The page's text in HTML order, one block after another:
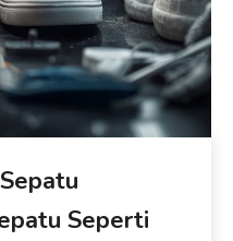
Seperti